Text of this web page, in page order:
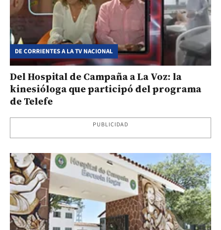
DE CORRIENTES A LA TV NACIONAL
Del Hospital de Campaña a La Voz: la
kinesióloga que participó del programa
de Telefe
PUBLICIDAD